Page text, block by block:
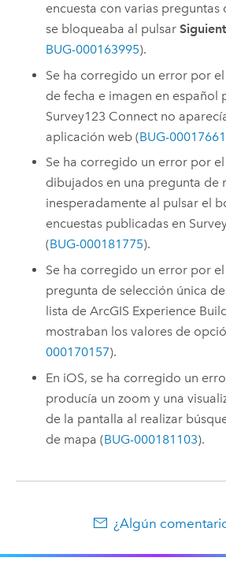
encuesta con varias preguntas
se bloqueaba al pulsar
BUG-000163995).
Se ha corregido un error por
de fecha e imagen en español
Survey123 Connect no
aplicación web (BUG-
Se ha corregido un error por
dibujados en una pregunta de
inesperadamente al pulsar el
encuestas publicadas en
(BUG-000181775).
Se ha corregido un error por
pregunta de selección única
lista deArcGIS Experience
mostraban los valores de
000170157).
En iOS, se ha corregido un
producía un zoom y una
de la pantalla al realizar
de mapa (BUG-000181103).
¿Algún